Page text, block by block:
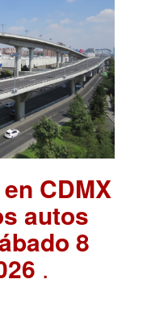
CDMX
autos
8
.